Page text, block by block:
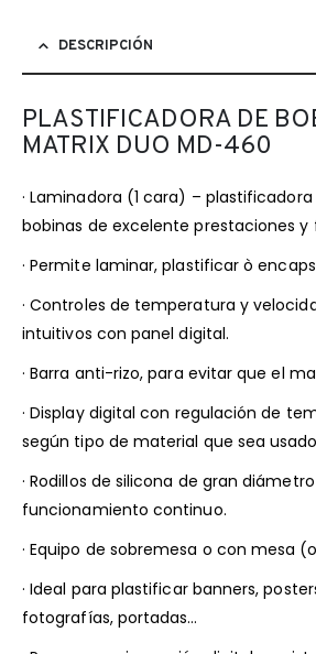
DESCRIPCIÓN
PLASTIFICADORA DE
MATRIX DUO MD-460
· Laminadora (1 cara) –
bobinas de excelente prestaciones y
· Permite laminar, plastificar ò
· Controles de temperatura y
intuitivos con panel digital.
· Barra anti-rizo, para evitar que el
· Display digital con regulación de
según tipo de material que sea
· Rodillos de silicona de gran
funcionamiento continuo.
· Equipo de sobremesa o con mesa
· Ideal para plastificar banners,
fotografías, portadas…